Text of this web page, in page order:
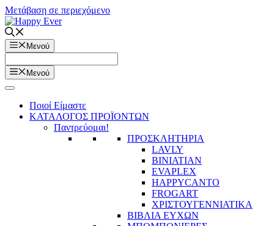
Μετάβαση σε περιεχόμενο
Μενού
Μενού
Ποιοί Είμαστε
ΚΑΤΑΛΟΓΟΣ ΠΡΟΪΟΝΤΩΝ
Παντρεύομαι!
ΠΡΟΣΚΛΗΤΗΡΙΑ
LAVLY
BINIATIAN
EVAPLEX
HAPPYCANTO
FROGART
ΧΡΙΣΤΟΥΓΕΝΝΙΑΤΙΚΑ
ΒΙΒΛΙΑ ΕΥΧΩΝ